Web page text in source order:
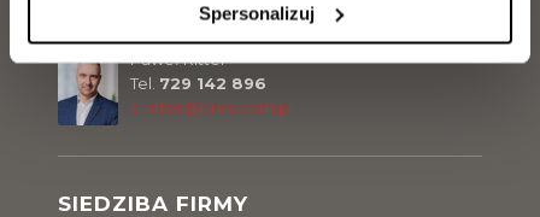
Spersonalizuj
SIEDZIBA FIRMY
Paweł Ritter
Tel. 729 142 896
p.ritter@pres.com.pl